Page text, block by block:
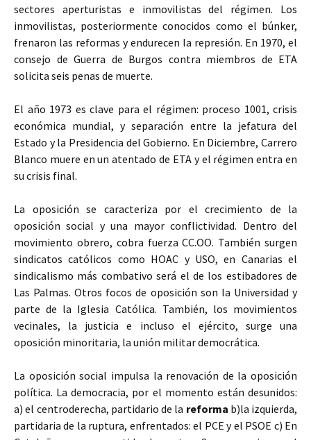
sectores aperturistas e inmovilistas del régimen. Los
inmovilistas, posteriormente conocidos como el búnker,
frenaron las reformas y endurecen la represión. En 1970, el
consejo de Guerra de Burgos contra miembros de ETA
solicita seis penas de muerte.
El año 1973 es clave para el régimen: proceso 1001, crisis
económica mundial, y separación entre la jefatura del
Estado y la Presidencia del Gobierno. En Diciembre, Carrero
Blanco muere en un atentado de ETA y el régimen entra en
su crisis final.
La oposición se caracteriza por el crecimiento de la
oposición social y una mayor conflictividad. Dentro del
movimiento obrero, cobra fuerza CC.OO. También surgen
sindicatos católicos como HOAC y USO, en Canarias el
sindicalismo más combativo será el de los estibadores de
Las Palmas. Otros focos de oposición son la Universidad y
parte de la Iglesia Católica. También, los movimientos
vecinales, la justicia e incluso el ejército, surge una
oposición minoritaria, la unión militar democrática.
La oposición social impulsa la renovación de la oposición
política. La democracia, por el momento están desunidos:
a) el centroderecha, partidario de la reforma b)la izquierda,
partidaria de la ruptura, enfrentados: el PCE y el PSOE c) En